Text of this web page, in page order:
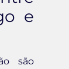
e
são